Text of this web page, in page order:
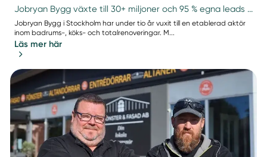
Jobryan Bygg växte till 30+ miljoner och 95 % egna leads ...
Jobryan Bygg i Stockholm har under tio år vuxit till en etablerad aktör
inom badrums-, köks- och totalrenoveringar. M...
Läs mer här